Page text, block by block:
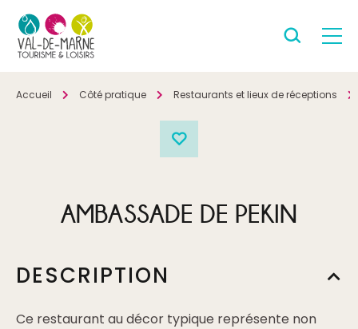
Accueil Côté pratique Restaurants et lieux de réceptions
AMBASSADE DE PEKIN
DESCRIPTION
Ce restaurant au décor typique représente non